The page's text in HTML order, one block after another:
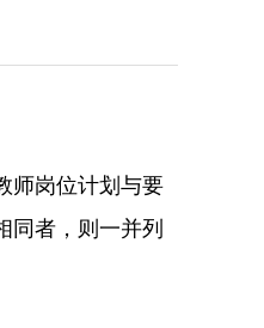
师岗位计划与要
同者，则一并列